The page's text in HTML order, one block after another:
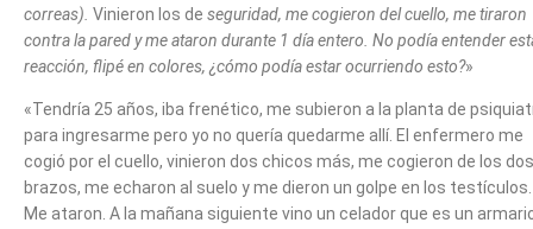
correas). Vinieron los de seguridad, me cogieron del cuello, me tiraron
contra la pared y me ataron durante 1 día entero. No podía entender
reacción, flipé en colores, ¿cómo podía estar ocurriendo esto?»
«Tendría 25 años, iba frenético, me subieron a la planta de
para ingresarme pero yo no quería quedarme allí. El enfermero me
cogió por el cuello, vinieron dos chicos más, me cogieron de los dos
brazos, me echaron al suelo y me dieron un golpe en los testículos.
Me ataron. A la mañana siguiente vino un celador que es un